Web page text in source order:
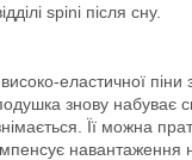
spini після сну.
еластичної
знову набуває
Її можна
навантаження